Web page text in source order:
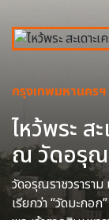
กรุงเทพมหานครฯ
ไหว้พระ ส
ณ วัดอรุณ
วัดอรุณราชวรารา
เรียกว่า “วัดมะกอ